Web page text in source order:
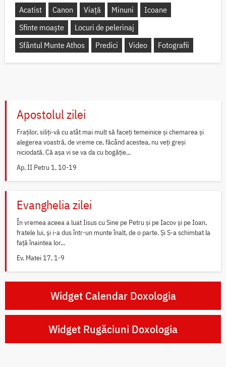
Acatist Canon Viață Minuni
Icoane
Sfinte moaște
Locuri de pelerinaj
Sfântul Munte Athos
Predici Video Fotografii
Apostolul zilei
Fraților, siliți-vă cu atât mai mult să faceți temeinice și chemarea și
alegerea voastră, de vreme ce, făcând acestea, nu veți greși
niciodată. Că așa vi se va da cu bogăție...
Ap. II Petru 1, 10-19
Evanghelia zilei
În vremea aceea a luat Iisus cu Sine pe Petru și pe Iacov și pe Ioan,
fratele lui, și i-a dus într-un munte înalt, de o parte. Și S-a schimbat la
față înaintea lor...
Ev. Matei 17, 1-9
Widget Calendar Doxologia
Widget Rugăciuni Doxologia